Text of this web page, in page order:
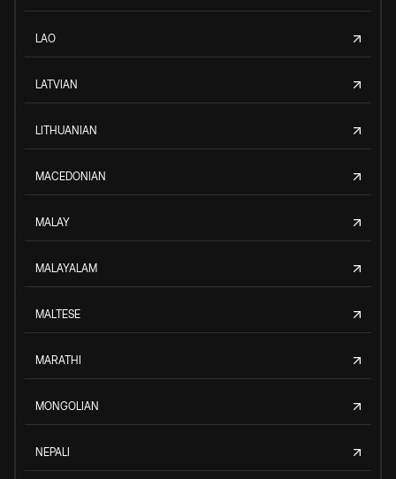
LAO
LATVIAN
LITHUANIAN
MACEDONIAN
MALAY
MALAYALAM
MALTESE
MARATHI
MONGOLIAN
NEPALI